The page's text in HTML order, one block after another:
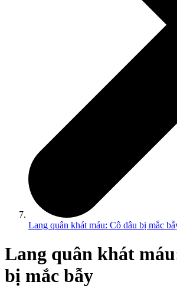
Lang quân khát máu: Cô dâu bị mắc
Lang quân khát
bị mắc bẫy